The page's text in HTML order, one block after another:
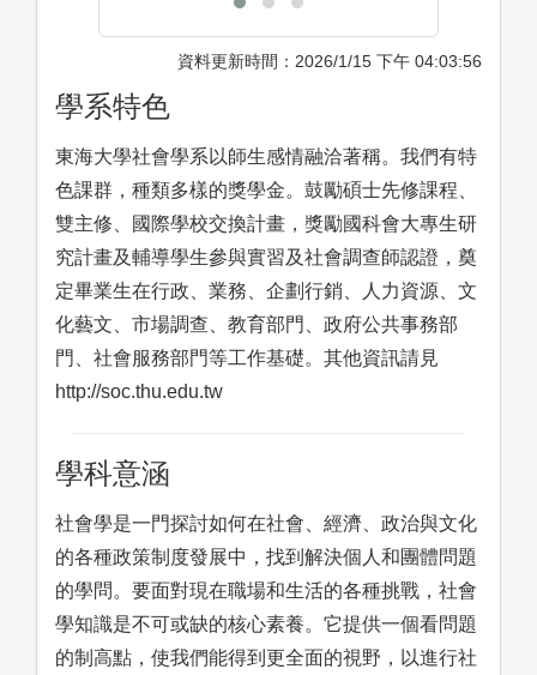
資料更新時間：2026/1/15 下午 04:03:56
學系特色
東海大學社會學系以師生感情融洽著稱。我們有特
色課群，種類多樣的獎學金。鼓勵碩士先修課程、
雙主修、國際學校交換計畫，獎勵國科會大專生研
究計畫及輔導學生參與實習及社會調查師認證，奠
定畢業生在行政、業務、企劃行銷、人力資源、文
化藝文、市場調查、教育部門、政府公共事務部
門、社會服務部門等工作基礎。其他資訊請見
http://soc.thu.edu.tw
學科意涵
社會學是一門探討如何在社會、經濟、政治與文化
的各種政策制度發展中，找到解決個人和團體問題
的學問。要面對現在職場和生活的各種挑戰，社會
學知識是不可或缺的核心素養。它提供一個看問題
的制高點，使我們能得到更全面的視野，以進行社